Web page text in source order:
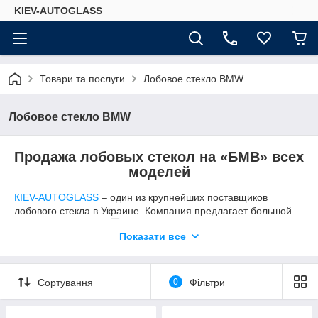
KIEV-AUTOGLASS
Товари та послуги Лобовое стекло BMW
Лобовое стекло BMW
Продажа лобовых стекол на «БМВ» всех
моделей
КIEV-AUTOGLASS – один из крупнейших поставщиков
лобового стекла в Украине. Компания предлагает большой
настоящему качественных стекол, сертифицированных не
несомненно, заинтересуют владельцев автомобилей
BMW, проживающих в любом регионе страны, так как
Показати все
Сортування 0 Фільтри